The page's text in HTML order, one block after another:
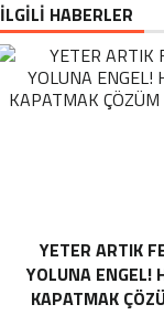
İLGİLİ HABERLER
YETER ARTIK
YOLUNA ENGEL!
KAPATMAK